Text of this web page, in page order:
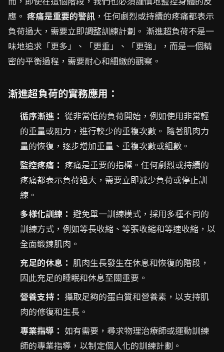
應。 疼痛是重要的警訊 ，任何劇烈或持續的疼痛都表示
負荷過大，需要立即調整訓練計劃。 漸進超負荷不是一
味地追求「更多」、「更重」、「更強」，而是一個精
密的平衡過程，需要耐心和細緻的觀察。
漸進超負荷的實務應用：
循序漸進： 從非常低的負荷開始，例如使用非常輕
的重量或阻力，進行較少的重複次數。 隨著肌肉力
量的恢復，逐步增加重量、重複次數或組數。
監控疼痛： 疼痛是重要的指標。任何劇烈或持續的
疼痛都表示負荷過大，需要立即減少負荷或停止訓
練。
多樣化訓練： 避免單一訓練模式，採用多種不同的
訓練方式，例如等長收縮、等張收縮和等速收縮，以
全面鍛鍊肌肉。
充足的休息： 肌肉生長發生在休息和恢復的階段，
因此充足的睡眠和休息至關重要。
營養支持： 攝取足夠的蛋白質和營養素，以支持肌
肉的修復和生長。
專業指導： 如有需要，尋求物理治療師或運動訓練
師的專業指導，以制定個人化的訓練計劃。